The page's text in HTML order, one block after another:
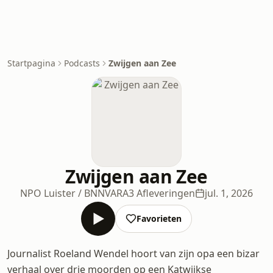
Startpagina Podcasts Zwijgen aan Zee
Zwijgen aan Zee
NPO Luister / BNNVARA3 Afleveringen jul. 1, 2026
Favorieten
Journalist Roeland Wendel hoort van zijn opa een bizar
verhaal over drie moorden op een Katwijkse